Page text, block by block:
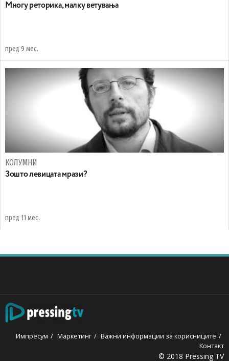
Многу реторика, малку ветувања
пред 9 мес.
КОЛУМНИ
Зошто левицата мрази?
пред 11 мес.
Импресум Маркетинг
Важни информации за корисниците
Контакт
© 2018 Pressing TV